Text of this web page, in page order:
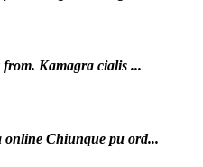
from. Kamagra cialis ...
online Chiunque pu ord...